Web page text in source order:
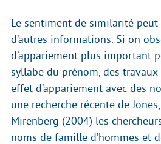
Le sentiment de similarité
d’autres informations. Si on
d’appariement plus important
syllabe du prénom, des
effet d’appariement avec des
une recherche récente de
Mirenberg (2004) les
noms de famille d’hommes et